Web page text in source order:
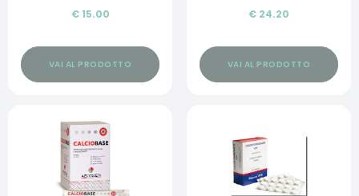
€ 15.00
VAI AL PRODOTTO
€ 24.20
VAI AL PRODOTTO